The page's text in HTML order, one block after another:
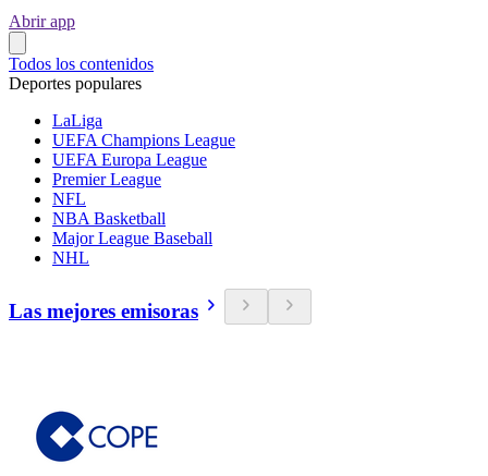
Abrir app
Todos los contenidos
Deportes populares
LaLiga
UEFA Champions League
UEFA Europa League
Premier League
NFL
NBA Basketball
Major League Baseball
NHL
Las mejores emisoras